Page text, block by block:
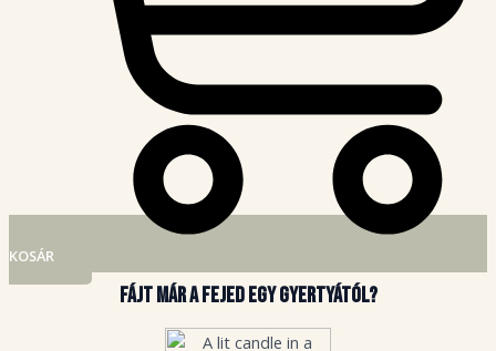
KOSÁR
Fájt már a fejed egy gyertyától?